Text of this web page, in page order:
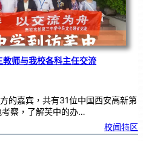
师与我校各科主任交流
的嘉宾，共有31位中国西安高新第
察，了解芙中的办…
校闻特区